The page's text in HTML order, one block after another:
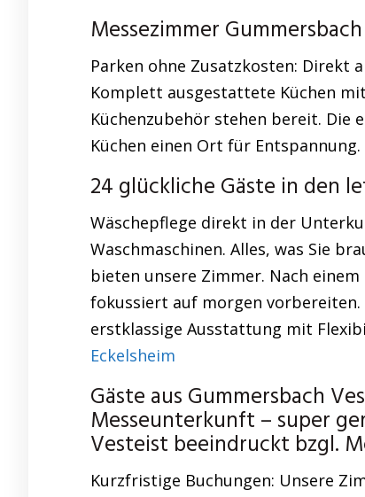
Messezimmer
Parken ohne Zusatzkosten: Direkt
Komplett ausgestattete Küchen
Küchenzubehör stehen bereit. Die
Küchen einen Ort für Entspannung.
24 glückliche Gäste in den
Wäschepflege direkt in der
Waschmaschinen. Alles, was Sie
bieten unsere Zimmer. Nach
fokussiert auf morgen
erstklassige Ausstattung mit
Eckelsheim
Gäste aus Gummersbach
Messeunterkunft – super
Vesteist beeindruckt bzgl.
Kurzfristige Buchungen: Unsere